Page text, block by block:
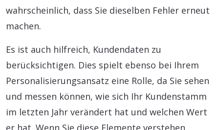
wahrscheinlich, dass Sie dieselben Fehler erneut
machen.
Es ist auch hilfreich, Kundendaten zu
berücksichtigen. Dies spielt ebenso bei Ihrem
Personalisierungsansatz eine Rolle, da Sie sehen
und messen können, wie sich Ihr Kundenstamm
im letzten Jahr verändert hat und welchen Wert